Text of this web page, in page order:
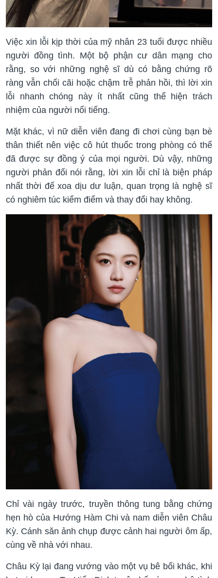
Việc xin lỗi kịp thời của mỹ nhân 23 tuổi được nhiều
người đồng tình. Một bộ phận cư dân mạng cho
rằng, so với những nghệ sĩ dù có bằng chứng rõ
ràng vẫn chối cãi hoặc chậm trễ phản hồi, thì lời xin
lỗi nhanh chóng này ít nhất cũng thể hiện trách
nhiệm của người nổi tiếng.
Mặt khác, vì nữ diễn viên đang đi chơi cùng bạn bè
thân thiết nên việc cô hút thuốc trong phòng có thể
đã được sự đồng ý của mọi người. Dù vậy, những
người phản đối nói rằng, lời xin lỗi chỉ là biện pháp
nhất thời để xoa dịu dư luận, quan trọng là nghệ sĩ
có nghiêm túc kiểm điểm và thay đổi hay không.
Chỉ vài ngày trước, truyền thông tung bằng chứng
hẹn hò của Hướng Hàm Chi và nam diễn viên Châu
Kỳ. Cánh săn ảnh chụp được cảnh hai người ôm ấp,
cùng về nhà với nhau.
Châu Kỳ lại đang vướng vào một vụ bê bối khác, khi